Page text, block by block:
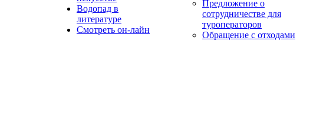
Водопад в
литературе
Смотреть он-лайн
Предложение о
сотрудничестве для
туроператоров
Обращение с отходами